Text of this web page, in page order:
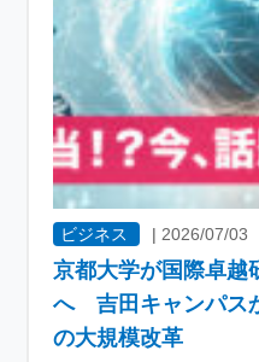
ビジネス | 2026/07/03
京都大学が国際卓越
へ 吉田キャンパス
の大規模改革